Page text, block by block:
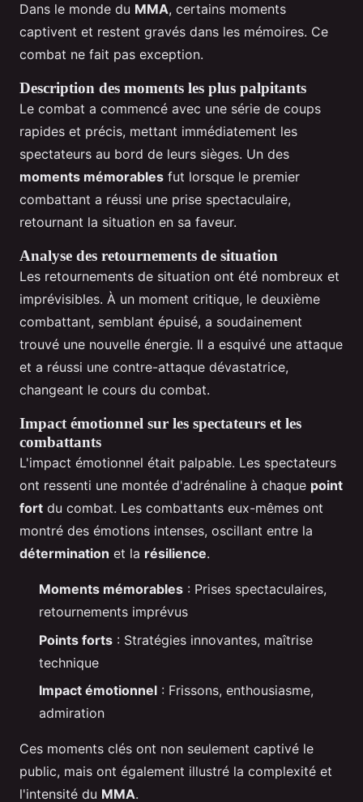
Dans le monde du MMA, certains moments
captivent et restent gravés dans les mémoires. Ce
combat ne fait pas exception.
Description des moments les plus palpitants
Le combat a commencé avec une série de coups
rapides et précis, mettant immédiatement les
spectateurs au bord de leurs sièges. Un des
moments mémorables fut lorsque le premier
combattant a réussi une prise spectaculaire,
retournant la situation en sa faveur.
Analyse des retournements de situation
Les retournements de situation ont été nombreux et
imprévisibles. À un moment critique, le deuxième
combattant, semblant épuisé, a soudainement
trouvé une nouvelle énergie. Il a esquivé une attaque
et a réussi une contre-attaque dévastatrice,
changeant le cours du combat.
Impact émotionnel sur les spectateurs et les
combattants
L'impact émotionnel était palpable. Les spectateurs
ont ressenti une montée d'adrénaline à chaque point
fort du combat. Les combattants eux-mêmes ont
montré des émotions intenses, oscillant entre la
détermination et la résilience.
Moments mémorables : Prises spectaculaires,
retournements imprévus
Points forts : Stratégies innovantes, maîtrise
technique
Impact émotionnel : Frissons, enthousiasme,
admiration
Ces moments clés ont non seulement captivé le
public, mais ont également illustré la complexité et
l'intensité du MMA.